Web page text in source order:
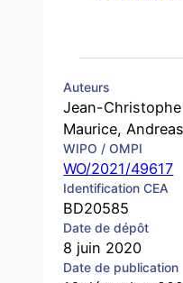
Auteurs
Jean-
Maurice,
WIPO / OMPI
WO/2021/49617
Identification CEA
BD20585
Date de dépôt
8 juin 2020
Date de publication